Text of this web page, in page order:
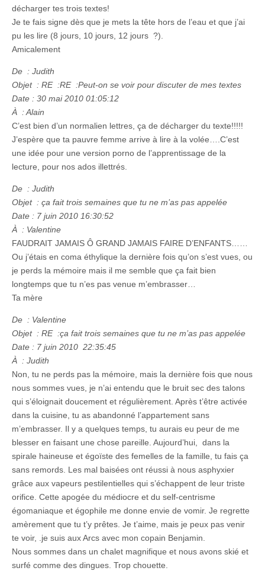
décharger tes trois textes!
Je te fais signe dès que je mets la tête hors de l’eau et que j’ai
pu les lire (8 jours, 10 jours, 12 jours ?).
Amicalement
De : Judith
Objet : RE :RE :Peut-on se voir pour discuter de mes textes
Date : 30 mai 2010 01:05:12
À : Alain
C’est bien d’un normalien lettres, ça de décharger du texte!!!!!
J’espère que ta pauvre femme arrive à lire à la volée….C’est
une idée pour une version porno de l’apprentissage de la
lecture, pour nos ados illettrés.
De : Judith
Objet : ça fait trois semaines que tu ne m’as pas appelée
Date : 7 juin 2010 16:30:52
À : Valentine
FAUDRAIT JAMAIS Ô GRAND JAMAIS FAIRE D’ENFANTS……
Ou j’étais en coma éthylique la dernière fois qu’on s’est vues, ou
je perds la mémoire mais il me semble que ça fait bien
longtemps que tu n’es pas venue m’embrasser…
Ta mère
De : Valentine
Objet : RE :ça fait trois semaines que tu ne m’as pas appelée
Date : 7 juin 2010 22:35:45
À : Judith
Non, tu ne perds pas la mémoire, mais la dernière fois que nous
nous sommes vues, je n’ai entendu que le bruit sec des talons
qui s’éloignait doucement et régulièrement. Après t’être activée
dans la cuisine, tu as abandonné l’appartement sans
m’embrasser. Il y a quelques temps, tu aurais eu peur de me
blesser en faisant une chose pareille. Aujourd’hui, dans la
spirale haineuse et égoïste des femelles de la famille, tu fais ça
sans remords. Les mal baisées ont réussi à nous asphyxier
grâce aux vapeurs pestilentielles qui s’échappent de leur triste
orifice. Cette apogée du médiocre et du self-centrisme
égomaniaque et égophile me donne envie de vomir. Je regrette
amèrement que tu t’y prêtes. Je t’aime, mais je peux pas venir
te voir, .je suis aux Arcs avec mon copain Benjamin.
Nous sommes dans un chalet magnifique et nous avons skié et
surfé comme des dingues. Trop chouette.